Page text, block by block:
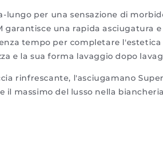
lungo per una sensazione di
garantisce una rapida
tempo per completare l'estetica
e la sua forma lavaggio dopo
rinfrescante, l'asciugamano
il massimo del lusso nella